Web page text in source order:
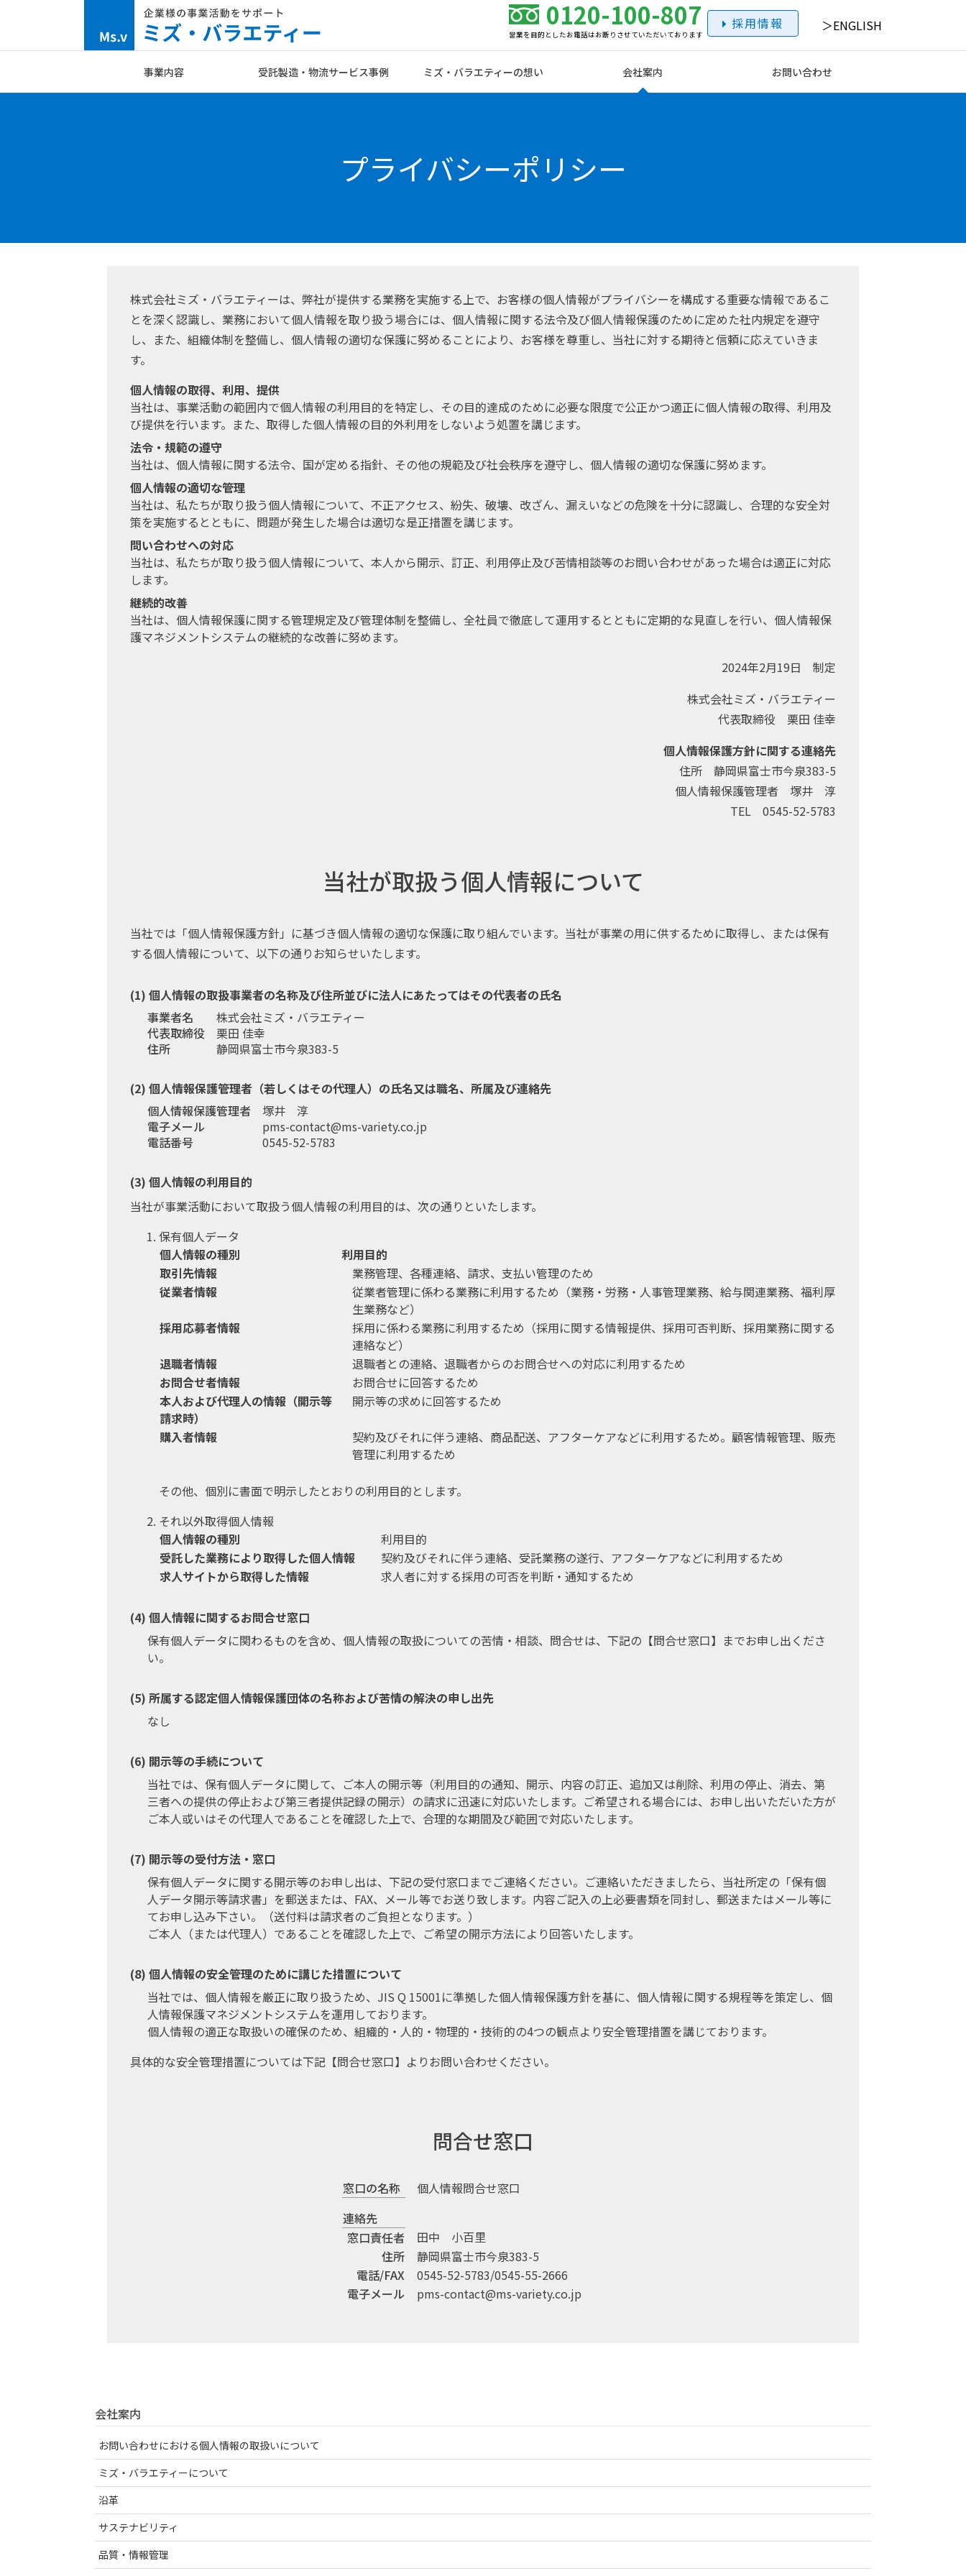
0120-100-807
営業を目的としたお電話はお断りさせていただいております
採用情報 ENGLISH
事業内容 受託製造・物流サービス事例 ミズ・バラエティーの想い 会社案内 お問い合わせ
プライバシーポリシー
株式会社ミズ・バラエティーは、弊社が提供する業務を実施する上で、お客様の個人情報がプライバシーを構成する重要な情報であるこ
とを深く認識し、業務において個人情報を取り扱う場合には、個人情報に関する法令及び個人情報保護のために定めた社内規定を遵守
し、また、組織体制を整備し、個人情報の適切な保護に努めることにより、お客様を尊重し、当社に対する期待と信頼に応えていきま
す。
個人情報の取得、利用、提供
当社は、事業活動の範囲内で個人情報の利用目的を特定し、その目的達成のために必要な限度で公正かつ適正に個人情報の取得、利用及
び提供を行います。また、取得した個人情報の目的外利用をしないよう処置を講じます。
法令・規範の遵守
当社は、個人情報に関する法令、国が定める指針、その他の規範及び社会秩序を遵守し、個人情報の適切な保護に努めます。
個人情報の適切な管理
当社は、私たちが取り扱う個人情報について、不正アクセス、紛失、破壊、改ざん、漏えいなどの危険を十分に認識し、合理的な安全対
策を実施するとともに、問題が発生した場合は適切な是正措置を講じます。
問い合わせへの対応
当社は、私たちが取り扱う個人情報について、本人から開示、訂正、利用停止及び苦情相談等のお問い合わせがあった場合は適正に対応
します。
継続的改善
当社は、個人情報保護に関する管理規定及び管理体制を整備し、全社員で徹底して運用するとともに定期的な見直しを行い、個人情報保
護マネジメントシステムの継続的な改善に努めます。
2024年2月19日 制定
株式会社ミズ・バラエティー
代表取締役 栗田 佳幸
個人情報保護方針に関する連絡先
住所
静岡県富士市今泉383-5
個人情報保護管理者
塚井 淳
TEL
0545-52-5783
当社が取扱う個人情報について
当社では「個人情報保護方針」に基づき個人情報の適切な保護に取り組んでいます。当社が事業の用に供するために取得し、または保有
する個人情報について、以下の通りお知らせいたします。
個人情報の取扱事業者の名称及び住所並びに法人にあたってはその代表者の氏名
事業者名
株式会社ミズ・バラエティー
代表取締役
栗田 佳幸
住所
静岡県富士市今泉383-5
個人情報保護管理者（若しくはその代理人）の氏名又は職名、所属及び連絡先
個人情報保護管理者
塚井 淳
電子メール
pms-contact@ms-variety.co.jp
電話番号
0545-52-5783
個人情報の利用目的
当社が事業活動において取扱う個人情報の利用目的は、次の通りといたします。
保有個人データ
個人情報の種別
利用目的
取引先情報
業務管理、各種連絡、請求、支払い管理のため
従業者情報
従業者管理に係わる業務に利用するため（業務・労務・人事管理業務、給与関連業務、福利厚
生業務など）
採用応募者情報
採用に係わる業務に利用するため（採用に関する情報提供、採用可否判断、採用業務に関する
連絡など）
退職者情報
退職者との連絡、退職者からのお問合せへの対応に利用するため
お問合せ者情報
お問合せに回答するため
本人および代理人の情報（開示等
請求時）
開示等の求めに回答するため
購入者情報
契約及びそれに伴う連絡、商品配送、アフターケアなどに利用するため。顧客情報管理、販売
管理に利用するため
その他、個別に書面で明示したとおりの利用目的とします。
それ以外取得個人情報
個人情報の種別
利用目的
受託した業務により取得した個人情報
契約及びそれに伴う連絡、受託業務の遂行、アフターケアなどに利用するため
求人サイトから取得した情報
求人者に対する採用の可否を判断・通知するため
個人情報に関するお問合せ窓口
保有個人データに関わるものを含め、個人情報の取扱についての苦情・相談、問合せは、下記の【問合せ窓口】までお申し出くださ
い。
所属する認定個人情報保護団体の名称および苦情の解決の申し出先
なし
開示等の手続について
当社では、保有個人データに関して、ご本人の開示等（利用目的の通知、開示、内容の訂正、追加又は削除、利用の停止、消去、第
三者への提供の停止および第三者提供記録の開示）の請求に迅速に対応いたします。ご希望される場合には、お申し出いただいた方が
ご本人或いはその代理人であることを確認した上で、合理的な期間及び範囲で対応いたします。
開示等の受付方法・窓口
保有個人データに関する開示等のお申し出は、下記の受付窓口までご連絡ください。ご連絡いただきましたら、当社所定の「保有個
人データ開示等請求書」を郵送または、FAX、メール等でお送り致します。内容ご記入の上必要書類を同封し、郵送またはメール等に
てお申し込み下さい。（送付料は請求者のご負担となります。）
ご本人（または代理人）であることを確認した上で、ご希望の開示方法により回答いたします。
個人情報の安全管理のために講じた措置について
当社では、個人情報を厳正に取り扱うため、JIS Q 15001に準拠した個人情報保護方針を基に、個人情報に関する規程等を策定し、個
人情報保護マネジメントシステムを運用しております。
個人情報の適正な取扱いの確保のため、組織的・人的・物理的・技術的の4つの観点より安全管理措置を講じております。
具体的な安全管理措置については下記【問合せ窓口】よりお問い合わせください。
問合せ窓口
窓口の名称
個人情報問合せ窓口
連絡先
窓口責任者
田中 小百里
住所
静岡県富士市今泉383-5
電話/FAX
0545-52-5783/0545-55-2666
電子メール
pms-contact@ms-variety.co.jp
会社案内
お問い合わせにおける個人情報の取扱いについて
ミズ・バラエティーについて
沿革
サステナビリティ
品質・情報管理